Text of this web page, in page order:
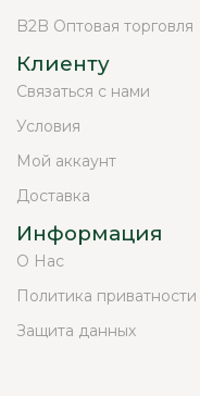
B2B Оптовая торговля
Клиенту
Связаться с нами
Условия
Мой аккаунт
Доставка
Информация
О Нас
Политика приватности
Защита данных